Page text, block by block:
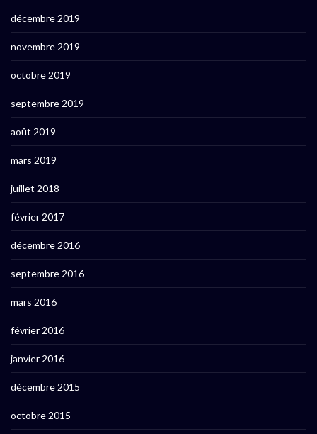
décembre 2019
novembre 2019
octobre 2019
septembre 2019
août 2019
mars 2019
juillet 2018
février 2017
décembre 2016
septembre 2016
mars 2016
février 2016
janvier 2016
décembre 2015
octobre 2015